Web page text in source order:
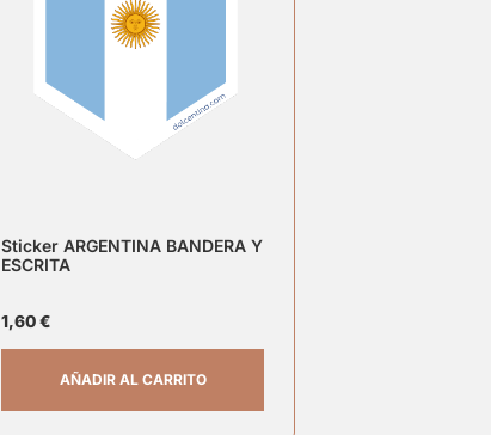
Sticker ARGENTINA BANDERA Y
ESCRITA
1,60€
AÑADIR AL CARRITO